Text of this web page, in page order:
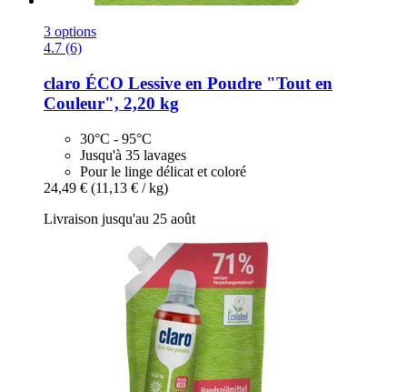
3 options
4.7 (6)
claro ÉCO Lessive en Poudre "Tout en
Couleur", 2,20 kg
30°C - 95°C
Jusqu'à 35 lavages
Pour le linge délicat et coloré
24,49 € (11,13 € / kg)
Livraison jusqu'au 25 août